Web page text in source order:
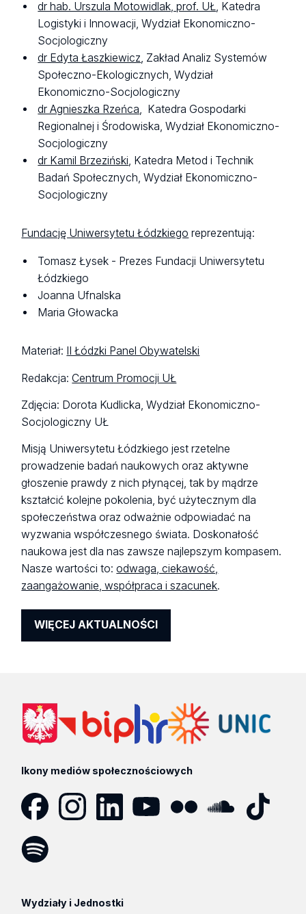
dr hab. Urszula Motowidlak, prof. UŁ
, Katedra
Logistyki i Innowacji, Wydział Ekonomiczno-
Socjologiczny
dr Edyta Łaszkiewicz , Zakład Analiz Systemów
Społeczno-Ekologicznych, Wydział
Ekonomiczno-Socjologiczny
dr Agnieszka Rzeńca , Katedra Gospodarki
Regionalnej i Środowiska, Wydział Ekonomiczno-
Socjologiczny
dr Kamil Brzeziński , Katedra Metod i Technik
Badań Społecznych, Wydział Ekonomiczno-
Socjologiczny
Fundację Uniwersytetu Łódzkiego reprezentują:
Tomasz Łysek - Prezes Fundacji Uniwersytetu
Łódzkiego
Joanna Ufnalska
Maria Głowacka
Materiał: II Łódzki Panel Obywatelski
Redakcja:Centrum Promocji UŁ
Zdjęcia: Dorota Kudlicka, Wydział Ekonomiczno-
Socjologiczny UŁ
Misją Uniwersytetu Łódzkiego jest rzetelne
prowadzenie badań naukowych oraz aktywne
głoszenie prawdy z nich płynącej, tak by mądrze
kształcić kolejne pokolenia, być użytecznym dla
społeczeństwa oraz odważnie odpowiadać na
wyzwania współczesnego świata. Doskonałość
naukowa jest dla nas zawsze najlepszym kompasem.
Nasze wartości to:odwaga, ciekawość,
zaangażowanie, współpraca i szacunek.
WIĘCEJ AKTUALNOŚCI
Ikony mediów społecznościowych
Wydziały i Jednostki